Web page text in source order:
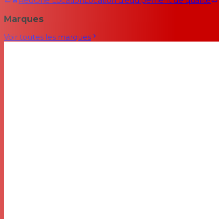
Marques
Voir toutes les marques